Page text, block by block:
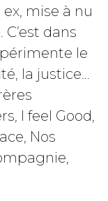
mise à nu
dans
le
la justice…
I feel Good,
Nos